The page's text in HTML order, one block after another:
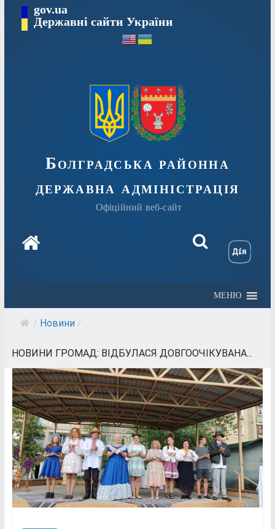
Перейтиgov.ua
Державні сайти України
Болградська районна
державна адміністрація
Офіційний веб-сайт
МЕНЮ
/ Новини /
НОВИНИ ГРОМАД: ВІДБУЛАСЯ ДОВГООЧІКУВАНА...